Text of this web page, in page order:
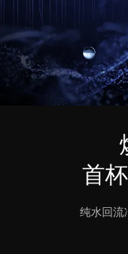
首
纯水回流